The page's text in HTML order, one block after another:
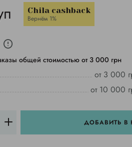
Chila cashback
Вернём 1%
общей стоимостью от 3 000 грн
от 3 000
от 10 000
ДОБАВИТЬ В